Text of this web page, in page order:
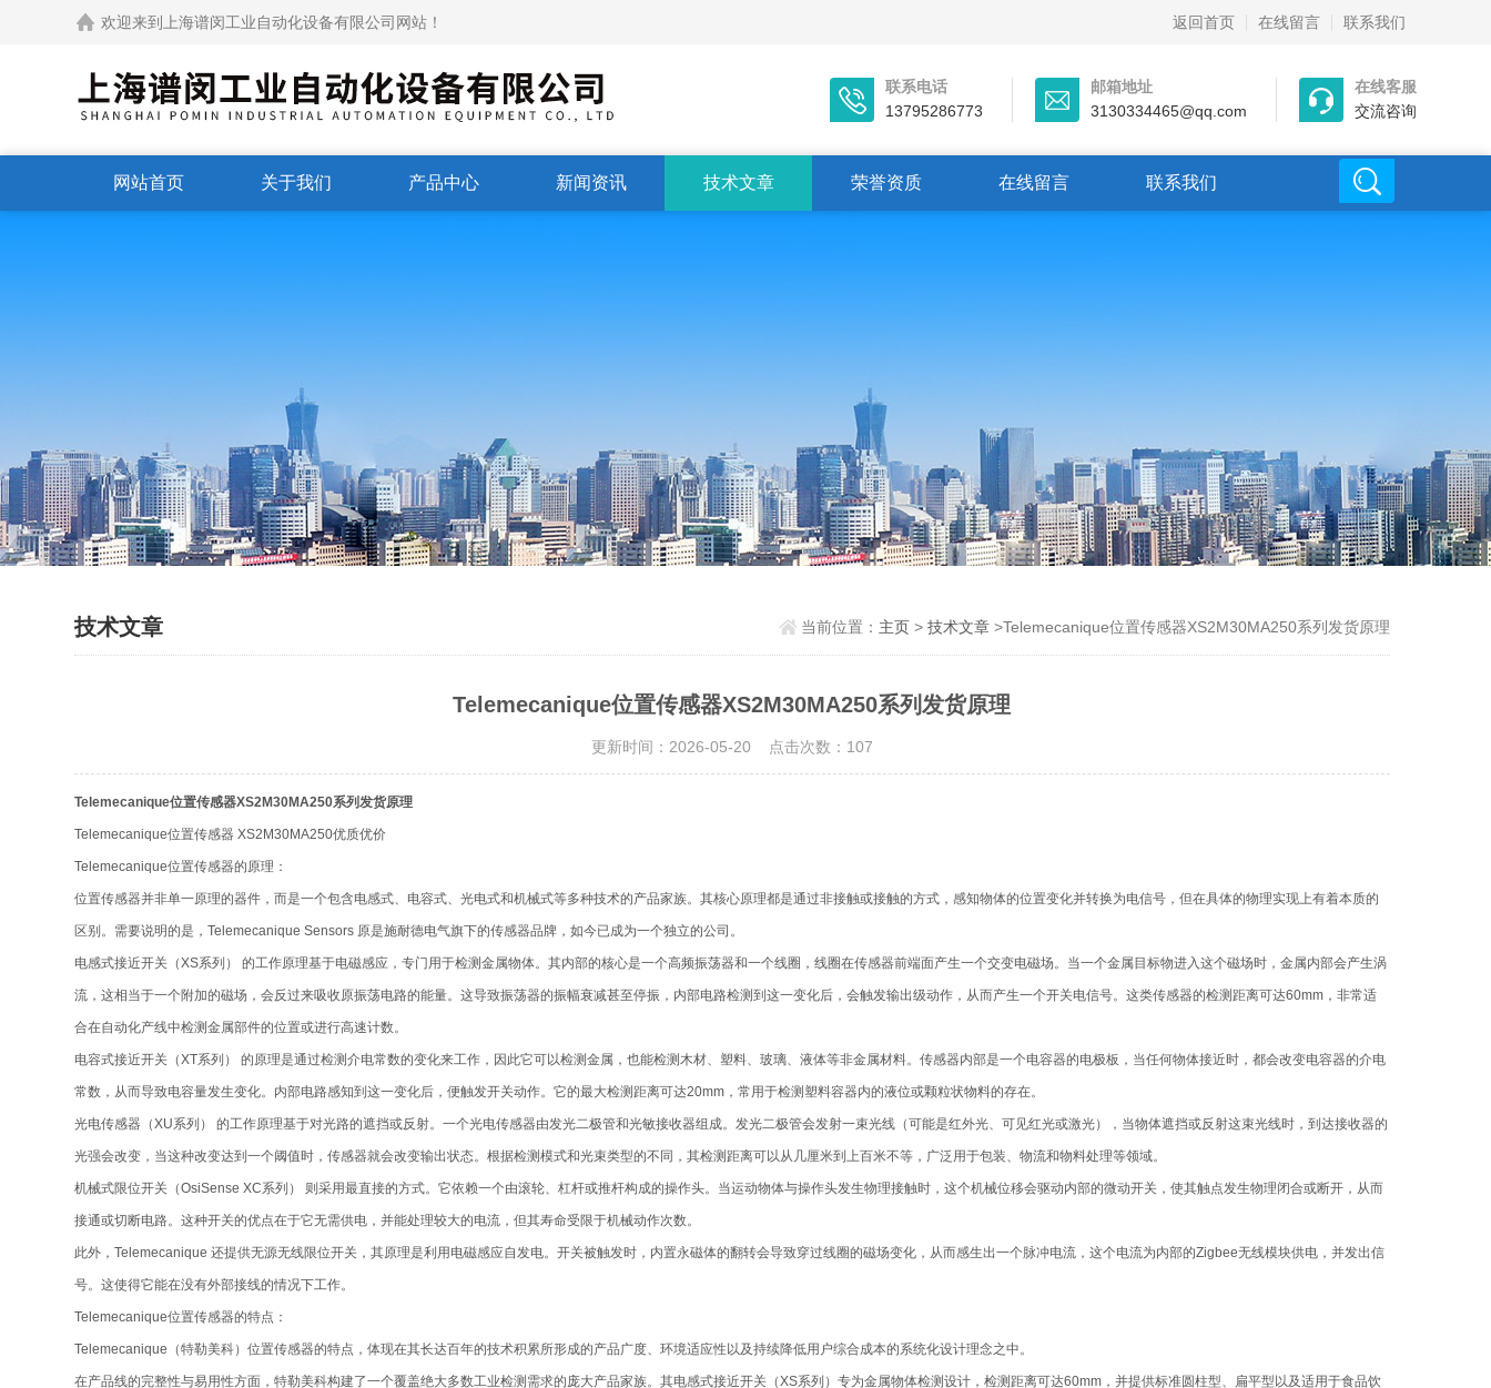
欢迎来到上海谱闵工业自动化设备有限公司网站！ 返回首页 在线留言 联系我们
联系电话
13795286773
邮箱地址
3130334465@qq.com
在线客服
交流咨询
网站首页 关于我们 产品中心 新闻资讯 技术文章 荣誉资质 在线留言 联系我们
技术文章 当前位置： 主页> 技术文章>Telemecanique位置传感器XS2M30MA250系列发货原理
Telemecanique位置传感器XS2M30MA250系列发货原理
更新时间：2026-05-20 点击次数：107
Telemecanique位置传感器XS2M30MA250系列发货原理
Telemecanique位置传感器 XS2M30MA250优质优价
Telemecanique位置传感器的原理：
位置传感器并非单一原理的器件，而是一个包含电感式、电容式、光电式和机械式等多种技术的产品家族。其核心原理都是通过非接触或接触的方式，感知物体的位置变化并转换为电信号，但在具体的物理实现上有着本质的
区别。需要说明的是，Telemecanique Sensors 原是施耐德电气旗下的传感器品牌，如今已成为一个独立的公司。
电感式接近开关（XS系列） 的工作原理基于电磁感应，专门用于检测金属物体。其内部的核心是一个高频振荡器和一个线圈，线圈在传感器前端面产生一个交变电磁场。当一个金属目标物进入这个磁场时，金属内部会产生涡
流，这相当于一个附加的磁场，会反过来吸收原振荡电路的能量。这导致振荡器的振幅衰减甚至停振，内部电路检测到这一变化后，会触发输出级动作，从而产生一个开关电信号。这类传感器的检测距离可达60mm，非常适
合在自动化产线中检测金属部件的位置或进行高速计数。
电容式接近开关（XT系列） 的原理是通过检测介电常数的变化来工作，因此它可以检测金属，也能检测木材、塑料、玻璃、液体等非金属材料。传感器内部是一个电容器的电极板，当任何物体接近时，都会改变电容器的介电
常数，从而导致电容量发生变化。内部电路感知到这一变化后，便触发开关动作。它的最大检测距离可达20mm，常用于检测塑料容器内的液位或颗粒状物料的存在。
光电传感器（XU系列） 的工作原理基于对光路的遮挡或反射。一个光电传感器由发光二极管和光敏接收器组成。发光二极管会发射一束光线（可能是红外光、可见红光或激光），当物体遮挡或反射这束光线时，到达接收器的
光强会改变，当这种改变达到一个阈值时，传感器就会改变输出状态。根据检测模式和光束类型的不同，其检测距离可以从几厘米到上百米不等，广泛用于包装、物流和物料处理等领域。
机械式限位开关（OsiSense XC系列） 则采用最直接的方式。它依赖一个由滚轮、杠杆或推杆构成的操作头。当运动物体与操作头发生物理接触时，这个机械位移会驱动内部的微动开关，使其触点发生物理闭合或断开，从而
接通或切断电路。这种开关的优点在于它无需供电，并能处理较大的电流，但其寿命受限于机械动作次数。
此外，Telemecanique 还提供无源无线限位开关，其原理是利用电磁感应自发电。开关被触发时，内置永磁体的翻转会导致穿过线圈的磁场变化，从而感生出一个脉冲电流，这个电流为内部的Zigbee无线模块供电，并发出信
号。这使得它能在没有外部接线的情况下工作。
Telemecanique位置传感器的特点：
Telemecanique（特勒美科）位置传感器的特点，体现在其长达百年的技术积累所形成的产品广度、环境适应性以及持续降低用户综合成本的系统化设计理念之中。
在产品线的完整性与易用性方面，特勒美科构建了一个覆盖绝大多数工业检测需求的庞大产品家族。其电感式接近开关（XS系列）专为金属物体检测设计，检测距离可达60mm，并提供标准圆柱型、扁平型以及适用于食品饮